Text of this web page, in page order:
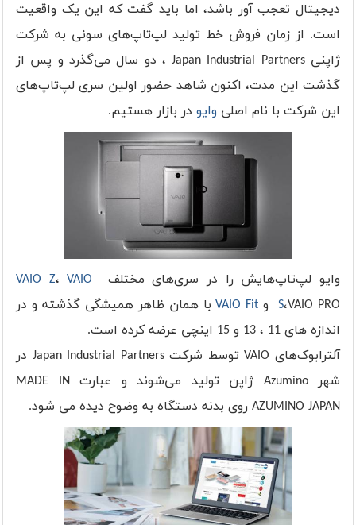
دیجیتال تعجب آور باشد، اما باید گفت که این یک واقعیت
است. از زمان فروش خط تولید لپ‌تاپ‌های سونی به شرکت
ژاپنی Japan Industrial Partners ، دو سال می‌گذرد و پس از
گذشت این مدت، اکنون شاهد حضور اولین سری لپ‌تاپ‌های
این شرکت با نام اصلی وایو در بازار هستیم.
وایو لپ‌تاپ‌هایش را در سری‌های مختلف VAIO Z،VAIO
S،VAIO PRO و VAIO Fitبا همان ظاهر همیشگی گذشته و در
اندازه های 11 ، 13 و 15 اینچی عرضه کرده است.
آلترابوک‌های VAIO توسط شرکت Japan Industrial Partners در
شهر Azumino ژاپن تولید می‌شوند و عبارت MADE IN
AZUMINO JAPAN روی بدنه دستگاه به وضوح دیده می شود.